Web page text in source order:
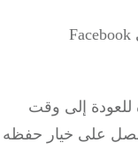
لقد أنشأت للتو أول إعلان لك على Facebook
إلى وقت
على خيار حفظه